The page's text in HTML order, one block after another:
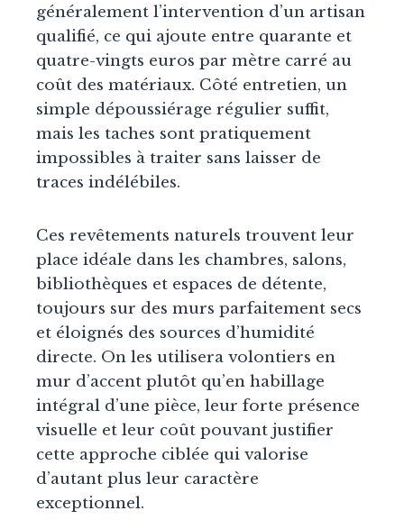
généralement l’intervention d’un artisan
qualifié, ce qui ajoute entre quarante et
quatre-vingts euros par mètre carré au
coût des matériaux. Côté entretien, un
simple dépoussiérage régulier suffit,
mais les taches sont pratiquement
impossibles à traiter sans laisser de
traces indélébiles.
Ces revêtements naturels trouvent leur
place idéale dans les chambres, salons,
bibliothèques et espaces de détente,
toujours sur des murs parfaitement secs
et éloignés des sources d’humidité
directe. On les utilisera volontiers en
mur d’accent plutôt qu’en habillage
intégral d’une pièce, leur forte présence
visuelle et leur coût pouvant justifier
cette approche ciblée qui valorise
d’autant plus leur caractère
exceptionnel.